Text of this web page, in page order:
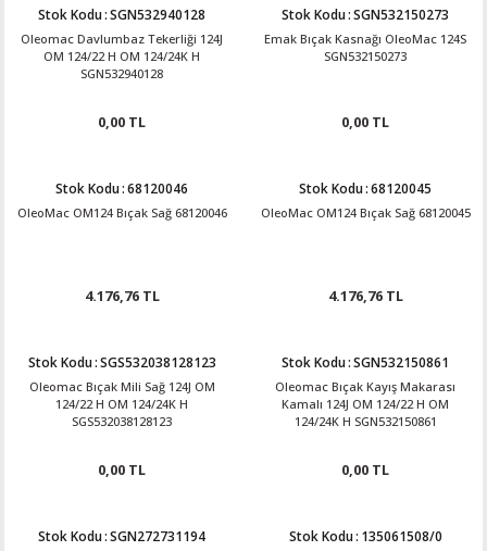
Stok Kodu:SGN532940128
Oleomac Davlumbaz Tekerliği 124J
OM 124/22 H OM 124/24K H
SGN532940128
0,00 TL
Stok Kodu:SGN532150273
Emak Bıçak Kasnağı OleoMac 124S
SGN532150273
0,00 TL
Stok Kodu:68120046
OleoMac OM124 Bıçak Sağ 68120046
4.176,76 TL
Stok Kodu:68120045
OleoMac OM124 Bıçak Sağ 68120045
4.176,76 TL
Stok Kodu:SGS532038128123
Oleomac Bıçak Mili Sağ 124J OM
124/22 H OM 124/24K H
SGS532038128123
0,00 TL
Stok Kodu:SGN532150861
Oleomac Bıçak Kayış Makarası
Kamalı 124J OM 124/22 H OM
124/24K H SGN532150861
0,00 TL
Stok Kodu:SGN272731194 Stok Kodu: 135061508/0